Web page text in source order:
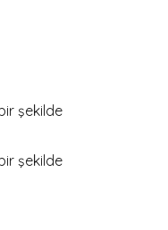
şekilde
şekilde